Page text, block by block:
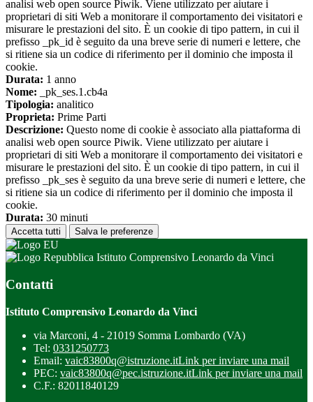
analisi web open source Piwik. Viene utilizzato per aiutare i
proprietari di siti Web a monitorare il comportamento dei visitatori e
misurare le prestazioni del sito. È un cookie di tipo pattern, in cui il
prefisso _pk_id è seguito da una breve serie di numeri e lettere, che
si ritiene sia un codice di riferimento per il dominio che imposta il
cookie.
Durata: 1 anno
Nome: _pk_ses.1.cb4a
Tipologia: analitico
Proprieta: Prime Parti
Descrizione: Questo nome di cookie è associato alla piattaforma di
analisi web open source Piwik. Viene utilizzato per aiutare i
proprietari di siti Web a monitorare il comportamento dei visitatori e
misurare le prestazioni del sito. È un cookie di tipo pattern, in cui il
prefisso _pk_ses è seguito da una breve serie di numeri e lettere, che
si ritiene sia un codice di riferimento per il dominio che imposta il
cookie.
Durata: 30 minuti
Accetta tutti Salva le preferenze
Istituto Comprensivo Leonardo da Vinci
Contatti
Istituto Comprensivo Leonardo da Vinci
via Marconi, 4 - 21019 Somma Lombardo (VA)
Tel: 0331250773
Email: vaic83800q@istruzione.itLink per inviare una mail
PEC: vaic83800q@pec.istruzione.itLink per inviare una mail
C.F.: 82011840129